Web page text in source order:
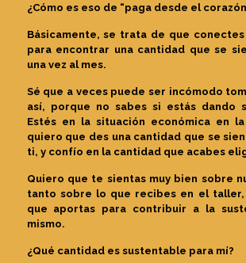
¿Cómo es eso de “paga desde el
Básicamente, se trata de que
para encontrar una cantidad que se
una vez al mes.
Sé que a veces puede ser incómodo
así, porque no sabes si estás dando
Estés en la situación económica en
quiero que des una cantidad que se
ti, y confío en la cantidad que acabes
Quiero que te sientas muy bien sobre
tanto sobre lo que recibes en el
que aportas para contribuir a la
mismo.
¿Qué cantidad es sustentable para mí?